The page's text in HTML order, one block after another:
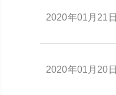
2020年01月21日
2020年01月20日